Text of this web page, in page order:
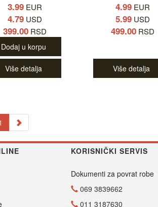
3.99EUR
4.79USD
399.00RSD
Dodaj u korpu
Više detalja
4.99EUR
5.99USD
499.00RSD
Više detalja
KORISNIČKI SERVIS
Dokumenti za povrat robe
069 3839662
011 3187630